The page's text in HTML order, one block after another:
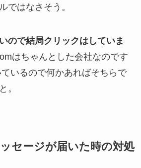
ではなさそう。
ので結局クリックはしていま
はちゃんとした会社なのです
ているので何かあればそちらで
。
セージが届いた時の対処